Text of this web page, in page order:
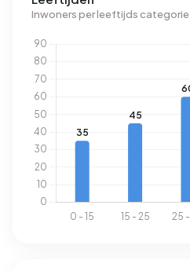
Inwoners per leeftijds categorie